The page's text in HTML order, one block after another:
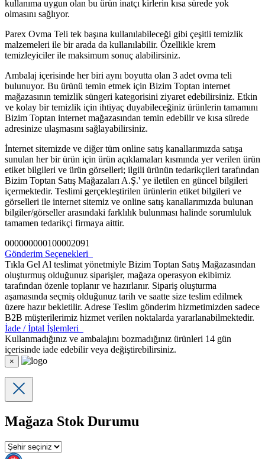
kullanıma uygun olan bu ürün inatçı kirlerin kısa sürede yok
olmasını sağlıyor.
Parex Ovma Teli tek başına kullanılabileceği gibi çeşitli temizlik
malzemeleri ile bir arada da kullanılabilir. Özellikle krem
temizleyiciler ile maksimum sonuç alabilirsiniz.
Ambalaj içerisinde her biri aynı boyutta olan 3 adet ovma teli
bulunuyor. Bu ürünü temin etmek için Bizim Toptan internet
mağazasının temizlik süngeri kategorisini ziyaret edebilirsiniz. Etkin
ve kolay bir temizlik için ihtiyaç duyabileceğiniz ürünlerin tamamını
Bizim Toptan internet mağazasından temin edebilir ve kısa sürede
adresinize ulaşmasını sağlayabilirsiniz.
İnternet sitemizde ve diğer tüm online satış kanallarımızda satışa
sunulan her bir ürün için ürün açıklamaları kısmında yer verilen ürün
etiket bilgileri ve ürün görselleri; ilgili ürünün tedarikçileri tarafından
Bizim Toptan Satış Mağazaları A.Ş.' ye iletilen en güncel bilgileri
içermektedir. Teslimi gerçekleştirilen ürünlerin etiket bilgileri ve
görselleri ile internet sitemiz ve online satış kanallarımızda bulunan
bilgiler/görseller arasındaki farklılık bulunması halinde sorumluluk
tamamen tedarikçi firmaya aittir.
000000000100002091
Gönderim Seçenekleri
Tıkla Gel Al teslimat yönetmiyle Bizim Toptan Satış Mağazasından
oluşturmuş olduğunuz siparişler, mağaza operasyon ekibimiz
tarafından özenle toplanır ve hazırlanır. Sipariş oluşturma
aşamasında seçmiş olduğunuz tarih ve saatte size teslim edilmek
üzere hazır bekletilir. Adrese Teslim gönderim hizmetimizden sadece
B2B müşterilerimiz hizmet verilen noktalarda yararlanabilmektedir.
İade / İptal İşlemleri
Kullanmadığınız ve ambalajını bozmadığınız ürünleri 14 gün
içerisinde iade edebilir veya değiştirebilirsiniz.
×
Mağaza Stok Durumu